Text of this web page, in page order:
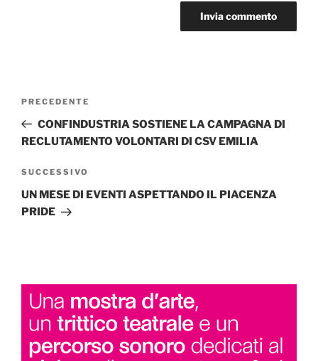
Articolo
precedente:
PRECEDENTE
CONFINDUSTRIA SOSTIENE LA CAMPAGNA DI
RECLUTAMENTO VOLONTARI DI CSV EMILIA
Articolo
successivo
SUCCESSIVO
UN MESE DI EVENTI ASPETTANDO IL PIACENZA
PRIDE